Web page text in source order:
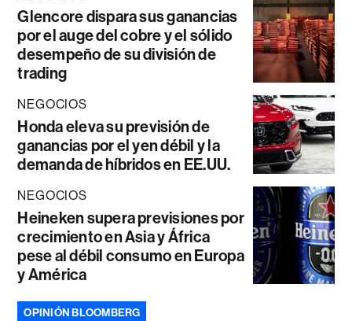
Glencore dispara sus ganancias
por el auge del cobre y el sólido
desempeño de su división de
trading
NEGOCIOS
Honda eleva su previsión de
ganancias por el yen débil y la
demanda de híbridos en EE.UU.
NEGOCIOS
Heineken supera previsiones por
crecimiento en Asia y África
pese al débil consumo en Europa
y América
OPINIÓN BLOOMBERG